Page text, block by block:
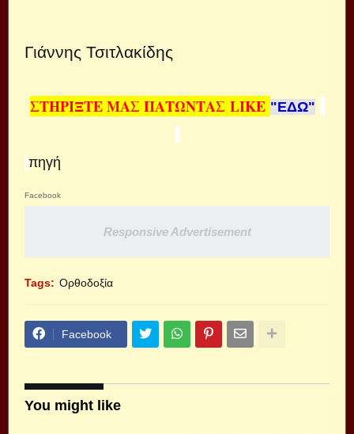
Γιάννης Τσιτλακίδης
ΣΤΗΡΙΞΤΕ ΜΑΣ ΠΑΤΩΝΤΑΣ LIKE "ΕΔΩ"
πηγή
Facebook
Responsive Advertisement
Tags: Ορθοδοξία
Facebook
You might like